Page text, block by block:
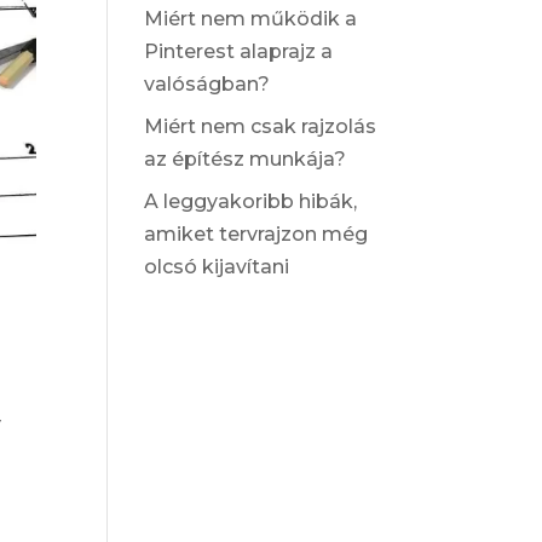
Miért nem működik a
Pinterest alaprajz a
valóságban?
Miért nem csak rajzolás
az építész munkája?
A leggyakoribb hibák,
amiket tervrajzon még
olcsó kijavítani